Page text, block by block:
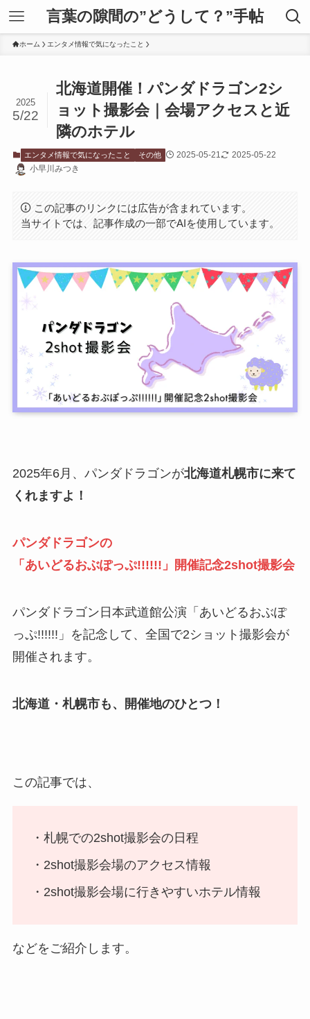
言葉の隙間の”どうして？”手帖
ホーム エンタメ情報で気になったこと
北海道開催！パンダドラゴン2シ
ョット撮影会｜会場アクセスと近
隣のホテル
2025
5/22
エンタメ情報で気になったこと その他 2025-05-21
2025-05-22
小早川みつき
この記事のリンクには広告が含まれています。
当サイトでは、記事作成の一部でAIを使用しています。
2025年6月、パンダドラゴンが北海道札幌市に来て
くれますよ！
パンダドラゴンの
「あいどるおぶぽっぷ!!!!!!」開催記念2shot撮影会
パンダドラゴン日本武道館公演「あいどるおぶぽ
っぷ!!!!!!」を記念して、全国で2ショット撮影会が
開催されます。
北海道・札幌市も、開催地のひとつ！
この記事では、
・札幌での2shot撮影会の日程
・2shot撮影会場のアクセス情報
・2shot撮影会場に行きやすいホテル情報
などをご紹介します。